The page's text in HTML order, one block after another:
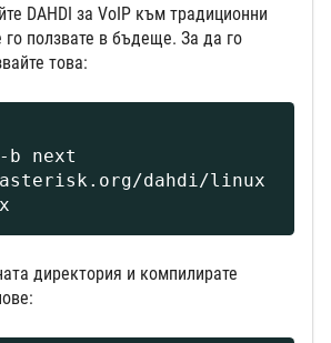
DAHDI за VoIP към традиционни
ползвате в бъдеще. За да го
това:
next
dahdi/linux
директория и компилирате